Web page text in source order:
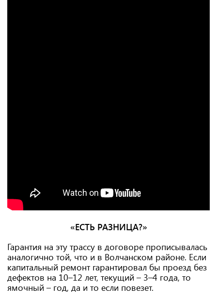
«ЕСТЬ РАЗНИЦА?»
Гарантия на эту трассу в договоре прописывалась
аналогично той, что и в Волчанском районе. Если
капитальный ремонт гарантировал бы проезд без
дефектов на 10–12 лет, текущий – 3–4 года, то
ямочный – год, да и то если повезет.